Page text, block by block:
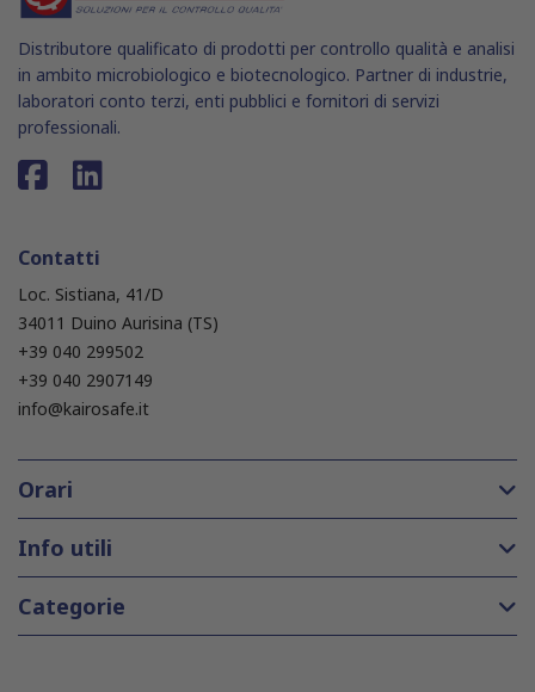
Distributore qualificato di prodotti per controllo qualità e analisi
in ambito microbiologico e biotecnologico. Partner di industrie,
laboratori conto terzi, enti pubblici e fornitori di servizi
professionali.
Contatti
Loc. Sistiana, 41/D
34011 Duino Aurisina (TS)
+39 040 299502
+39 040 2907149
info@kairosafe.it
Orari
Info utili
Categorie